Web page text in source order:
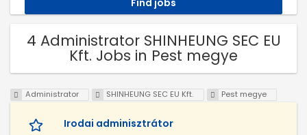
4 Administrator SHINHEUNG SEC EU
Kft. Jobs in Pest megye
Administrator SHINHEUNG SEC EU Kft. Pest megye
Irodai adminisztrátor